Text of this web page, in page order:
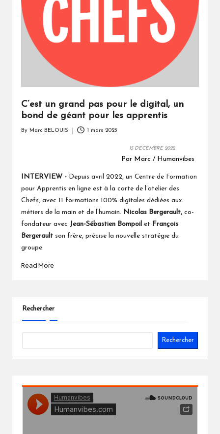
C’est un grand pas pour le digital, un
bond de géant pour les apprentis
By Marc BELOUIS 1 mars 2023
15 DECEMBRE 2022
Par Marc / Humanvibes
INTERVIEW - Depuis avril 2022, un Centre de Formation
pour Apprentis en ligneest à la carte de l’atelier des
Chefs, avec 11 formations 100% digitales dédiées aux
métiers de la main et de l’humain. Nicolas Bergerault, co-
fondateur avec Jean-Sébastien Bompoilet François
Bergerault son frère, précise la nouvelle stratégie du
groupe.
Read More
Rechercher
Rechercher